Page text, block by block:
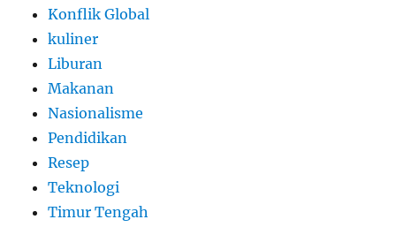
Konflik Global
kuliner
Liburan
Makanan
Nasionalisme
Pendidikan
Resep
Teknologi
Timur Tengah